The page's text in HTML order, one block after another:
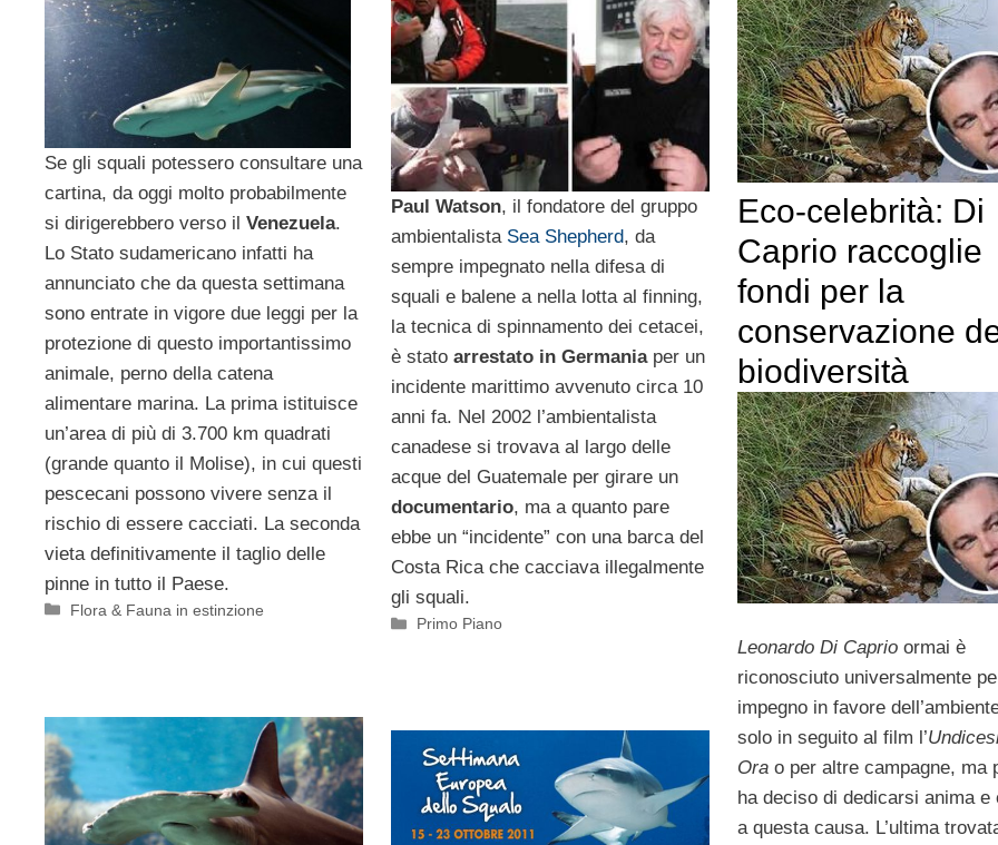
Se gli squali potessero consultare una
cartina, da oggi molto probabilmente
si dirigerebbero verso il Venezuela.
Lo Stato sudamericano infatti ha
annunciato che da questa settimana
sono entrate in vigore due leggi per la
protezione di questo importantissimo
animale, perno della catena
alimentare marina. La prima istituisce
un’area di più di 3.700 km quadrati
(grande quanto il Molise), in cui questi
pescecani possono vivere senza il
rischio di essere cacciati. La seconda
vieta definitivamente il taglio delle
pinne in tutto il Paese.
Categorie
Flora & Fauna in estinzione
Paul Watson, il fondatore del gruppo
ambientalista Sea Shepherd, da
sempre impegnato nella difesa di
squali e balene a nella lotta al finning,
la tecnica di spinnamento dei cetacei,
è stato arrestato in Germaniaper un
incidente marittimo avvenuto circa 10
anni fa. Nel 2002 l’ambientalista
canadese si trovava al largo delle
acque del Guatemale per girare un
documentario, ma a quanto pare
ebbe un “incidente” con una barca del
Costa Rica che cacciava illegalmente
gli squali.
Categorie
Primo Piano
Eco-celebrità: Di
Caprio raccoglie
fondi per la
conservazione
biodiversità
Leonardo Di Caprioormai è
riconosciuto universalmente
impegno in favore
solo in seguito al film l’
Orao per altre campagne, ma
ha deciso di dedicarsi anima e
a questa causa. L’ultima